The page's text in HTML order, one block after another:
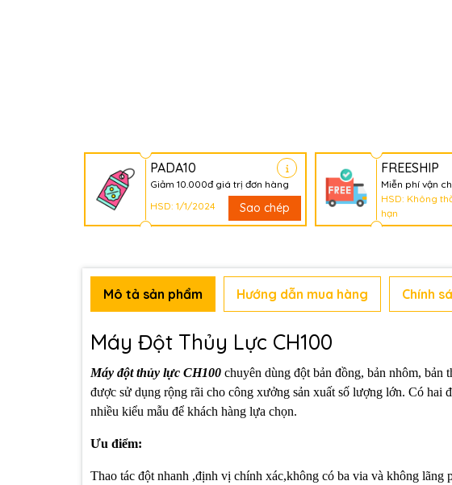
PADA10
Giảm 10.000đ giá trị đơn hàng
HSD: 1/1/2024
Sao chép
FREESHIP
Miễn phí vận
HSD: Không
hạn
Mô tả sản phẩm Hướng dẫn mua hàng Chính
Máy Đột Thủy Lực CH100
Máy đột thủy lực CH100 chuyên dùng đột bản đồng, bản nhôm,
được sử dụng rộng rãi cho công xưởng sản xuất số lượng lớn. Có hai
nhiều kiểu mẫu để khách hàng lựa chọn.
Ưu điểm:
Thao tác đột nhanh ,định vị chính xác,không có ba via và không lãng